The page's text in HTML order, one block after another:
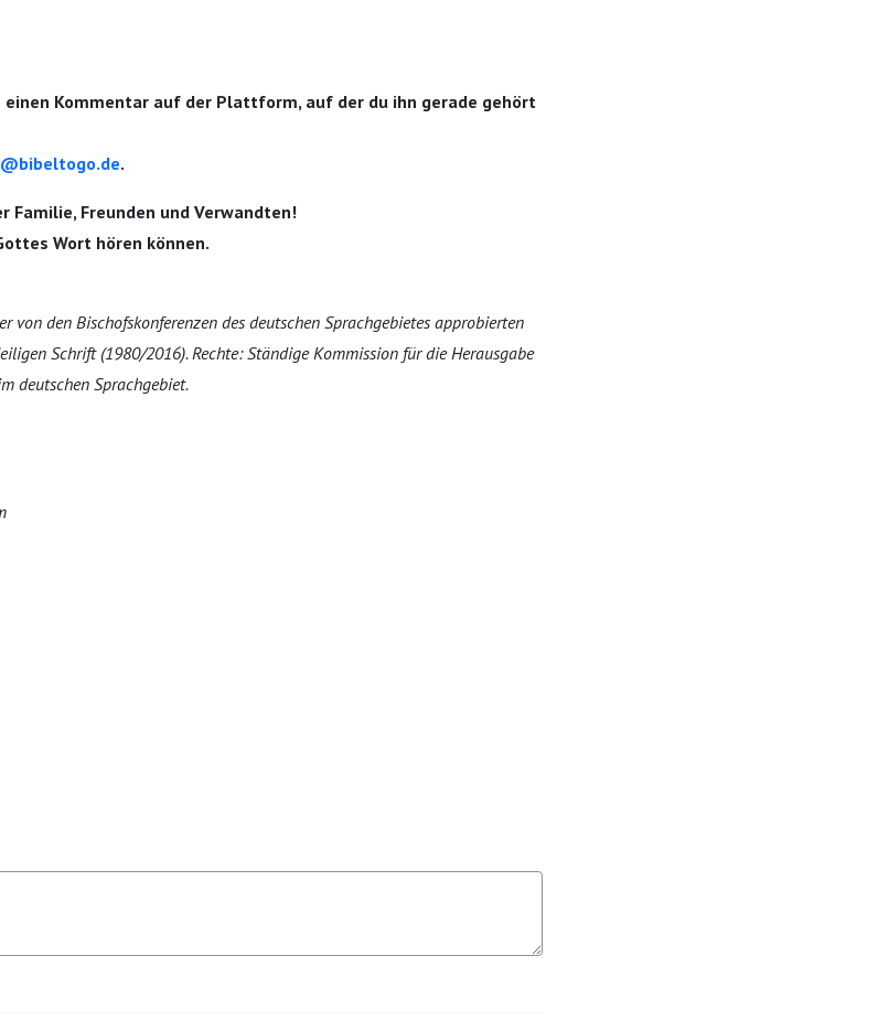
Kommentar auf der Plattform, auf der du ihn gerade gehört
.
Familie, Freunden und Verwandten!
Wort hören können.
von den Bischofskonferenzen des deutschen Sprachgebietes approbierten
Schrift (1980/2016). Rechte: Ständige Kommission für die Herausgabe
deutschen Sprachgebiet.